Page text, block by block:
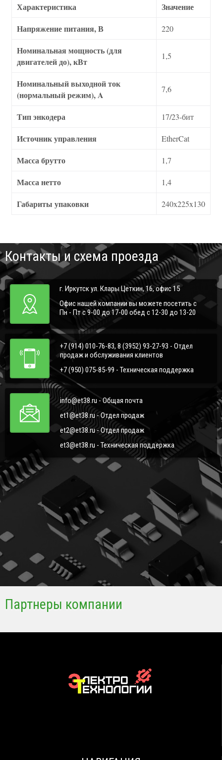
Характеристика
Значение
Напряжение питания, В
220
Номинальная мощность (для
двигателей до), кВт
1,5
Номинальный выходной ток
(нормальный режим), A
7,6
Тип энкодера 17/23-бит
Источник управления EtherCat
Масса брутто 1,7
Масса нетто 1,4
Габариты упаковки 240x225x130
Контакты и схема проезда
г. Иркутск ул. Клары Цеткин, 16, офис 15
Офис нашей компании вы можете посетить с
Пн - Пт с 9-00 до 17-00 обед с 12-30 до 13-20
+7 (914) 010-76-83, 8 (3952) 93-27-93 - Отдел
продаж и обслуживания клиентов
+7 (950) 075-85-99 - Техническая поддержка
info@et38.ru - Общая почта
et1@et38.ru - Отдел продаж
et2@et38.ru - Отдел продаж
et3@et38.ru - Техническая поддержка
Партнеры компании